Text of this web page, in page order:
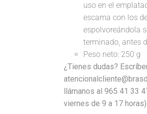
uso en el
escama con los
espolvoreándola
terminado, antes
Peso neto: 250 g
¿Tienes dudas?
llámanos al 965 41 33
viernes de 9 a 17 horas).